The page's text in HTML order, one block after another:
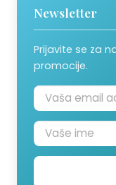
Newsletter
Prijavite se za
promocije.